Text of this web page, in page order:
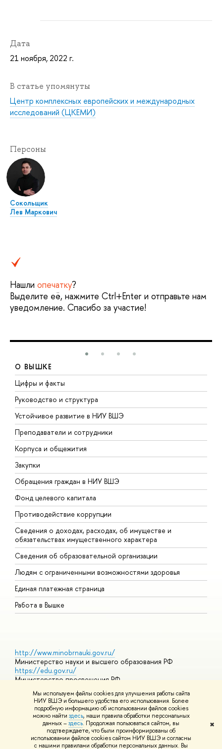
Мы используем файлы cookies для улучшения работы сайта
НИУ ВШЭ и большего удобства его использования. Более
подробную информацию об использовании файлов cookies
можно найти здесь, наши правила обработки персональных
данных –здесь. Продолжая пользоваться сайтом, вы
подтверждаете, что были проинформированы об
использовании файлов cookies сайтом НИУ ВШЭ и согласны
с нашими правилами обработки персональных данных. Вы
✖
Дата
21 ноября, 2022 г.
В статье упомянуты
Центр комплексных европейских и международных
исследований (ЦКЕМИ)
Персоны
Сокольщик
Лев Маркович
Нашли опечатку?
Выделите её, нажмите Ctrl+Enter и отправьте нам
уведомление. Спасибо за участие!
О ВЫШКЕ
Цифры и факты
Руководство и структура
Устойчивое развитие в НИУ ВШЭ
Преподаватели и сотрудники
Корпуса и общежития
Закупки
Обращения граждан в НИУ ВШЭ
Фонд целевого капитала
Противодействие коррупции
Сведения о доходах, расходах, об имуществе и
обязательствах имущественного характера
Сведения об образовательной организации
Людям с ограниченными возможностями здоровья
Единая платежная страница
Работа в Вышке
http://www.minobrnauki.gov.ru/
Министерство науки и высшего образования РФ
https://edu.gov.ru/
Министерство просвещения РФ
Массовые открытые онлайн-курсы
© НИУ ВШЭ 1993–2026 Адреса и контактыУсловия
использования материалов Политика конфиденциальности